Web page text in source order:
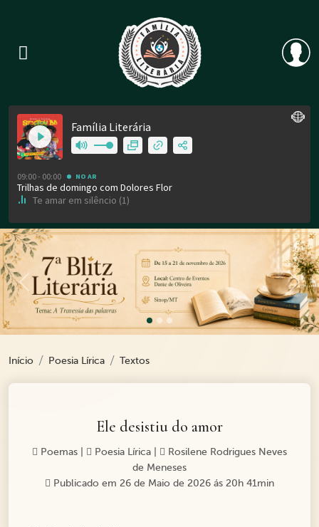
Previous
Início Poesia Lírica Textos
Ele desistiu do amor
Poemas Poesia Lírica
Rosilene Rodrigues Neves
de Meneses
Publicado em 26 de Maio de 2026 ás 20h 41min